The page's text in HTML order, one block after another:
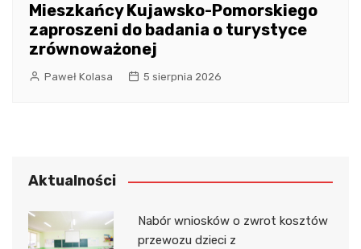
Mieszkańcy Kujawsko-Pomorskiego
zaproszeni do badania o turystyce
zrównoważonej
Paweł Kolasa 5 sierpnia 2026
Aktualności
Nabór wniosków o zwrot kosztów
przewozu dzieci z